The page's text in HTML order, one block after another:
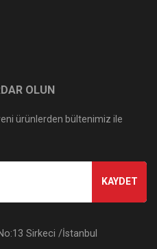
OLUN
ürünlerden bültenimiz ile
KAYDET
Sirkeci /İstanbul